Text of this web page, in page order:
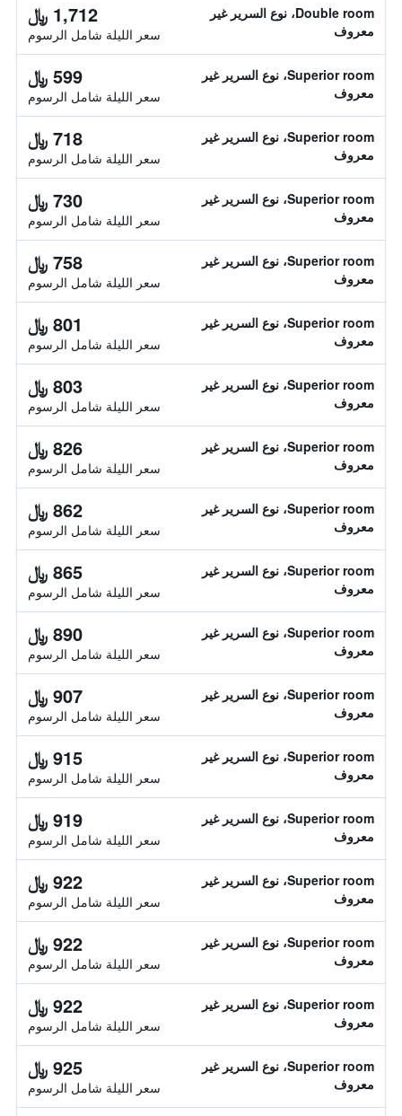
Double room، نوع السرير غير
معروف
1,712 ﷼
سعر الليلة شامل الرسوم
Superior room، نوع السرير غير
معروف
599 ﷼
سعر الليلة شامل الرسوم
Superior room، نوع السرير غير
معروف
718 ﷼
سعر الليلة شامل الرسوم
Superior room، نوع السرير غير
معروف
730 ﷼
سعر الليلة شامل الرسوم
Superior room، نوع السرير غير
معروف
758 ﷼
سعر الليلة شامل الرسوم
Superior room، نوع السرير غير
معروف
801 ﷼
سعر الليلة شامل الرسوم
Superior room، نوع السرير غير
معروف
803 ﷼
سعر الليلة شامل الرسوم
Superior room، نوع السرير غير
معروف
826 ﷼
سعر الليلة شامل الرسوم
Superior room، نوع السرير غير
معروف
862 ﷼
سعر الليلة شامل الرسوم
Superior room، نوع السرير غير
معروف
865 ﷼
سعر الليلة شامل الرسوم
Superior room، نوع السرير غير
معروف
890 ﷼
سعر الليلة شامل الرسوم
Superior room، نوع السرير غير
معروف
907 ﷼
سعر الليلة شامل الرسوم
Superior room، نوع السرير غير
معروف
915 ﷼
سعر الليلة شامل الرسوم
Superior room، نوع السرير غير
معروف
919 ﷼
سعر الليلة شامل الرسوم
Superior room، نوع السرير غير
معروف
922 ﷼
سعر الليلة شامل الرسوم
Superior room، نوع السرير غير
معروف
922 ﷼
سعر الليلة شامل الرسوم
Superior room، نوع السرير غير
معروف
922 ﷼
سعر الليلة شامل الرسوم
Superior room، نوع السرير غير
معروف
925 ﷼
سعر الليلة شامل الرسوم